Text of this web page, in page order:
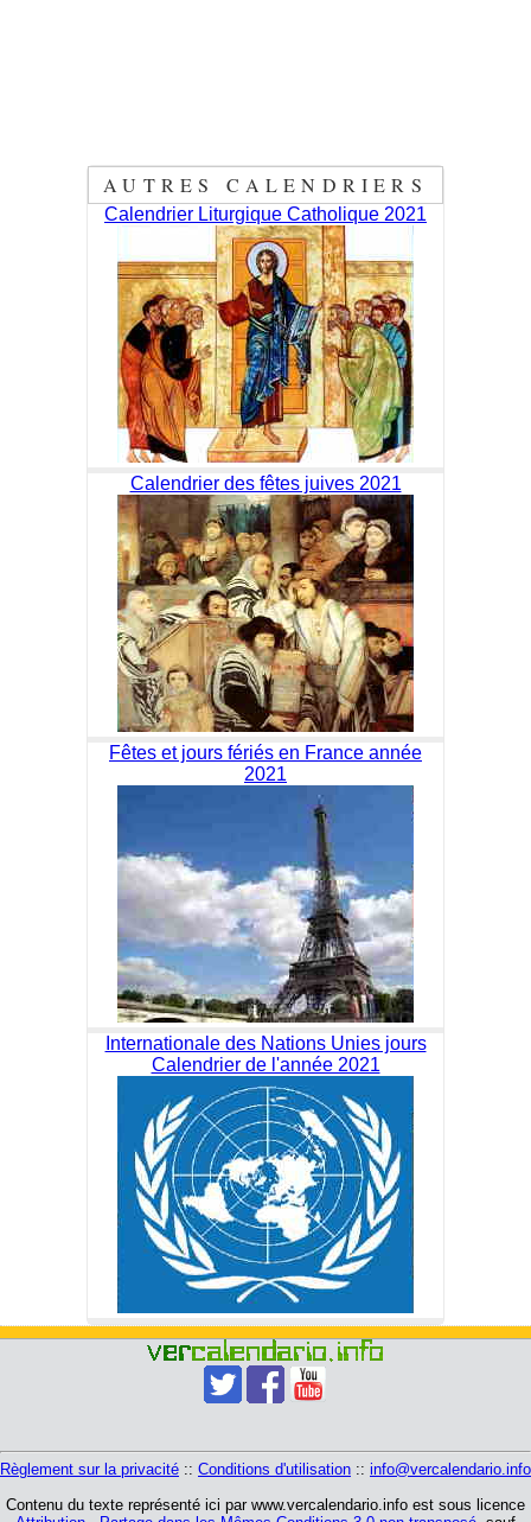
AUTRES CALENDRIERS
Calendrier Liturgique Catholique 2021
Calendrier des fêtes juives 2021
Fêtes et jours fériés en France année
2021
Internationale des Nations Unies jours
Calendrier de l'année 2021
Règlement sur la privacité :: Conditions d'utilisation :: info@vercalendario.info
Contenu du texte représenté ici par www.vercalendario.info est sous licence